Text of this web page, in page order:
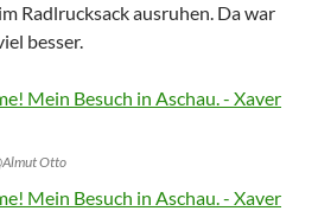
Radlrucksack ausruhen. Da war
besser.
Otto